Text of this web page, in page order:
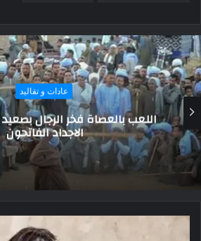
قبائل و
قبيلة “الموسو”.. آخر
العالم